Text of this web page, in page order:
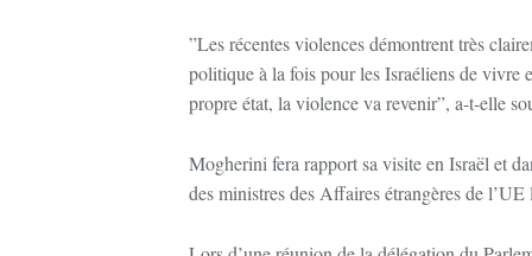
”Les récentes violences démontrent très
politique à la fois pour les Israéliens de vivre
propre état, la violence va revenir”, a-t-elle
Mogherini fera rapport sa visite en Israël et
des ministres des Affaires étrangères de